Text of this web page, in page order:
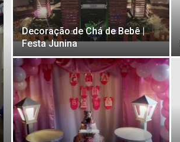
Decoração de Chá de Bebê |
Festa Junina